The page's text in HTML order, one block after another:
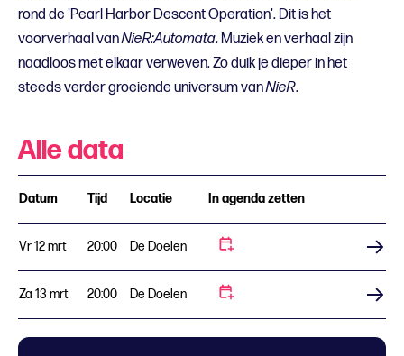
rond de 'Pearl Harbor Descent Operation'. Dit is het
voorverhaal vanNieR:Automata. Muziek en verhaal zijn
naadloos met elkaar verweven. Zo duik je dieper in het
steeds verder groeiende universum vanNieR.
Alle data
Datum Tijd Locatie In agenda zetten
Vr 12 mrt 20:00 De Doelen
Za 13 mrt 20:00 De Doelen